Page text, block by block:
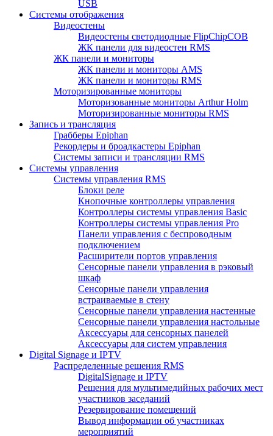
USB
Системы отображения
Видеостены
Видеостены светодиодные FlipChipCOB
ЖК панели для видеостен RMS
ЖК панели и мониторы
ЖК панели и мониторы AMS
ЖК панели и мониторы RMS
Моторизированные мониторы
Моторизованные мониторы Arthur Holm
Моторизированные мониторы RMS
Запись и трансляция
Грабберы Epiphan
Рекордеры и броадкастеры Epiphan
Системы записи и трансляции RMS
Системы управления
Системы управления RMS
Блоки реле
Кнопочные контроллеры управления
Контроллеры системы управления Basic
Контроллеры системы управления Pro
Панели управления с беспроводным
подключением
Расширители портов управления
Сенсорные панели управления в рэковый
шкаф
Сенсорные панели управления
встраиваемые в стену
Сенсорные панели управления настенные
Сенсорные панели управления настольные
Аксессуары для сенсорных панелей
Аксессуары для систем управления
Digital Signage и IPTV
Распределенные решения RMS
DigitalSignage и IPTV
Решения для мультимедийных рабочих мест
участников заседаний
Резервирование помещений
Вывод информации об участниках
мероприятий